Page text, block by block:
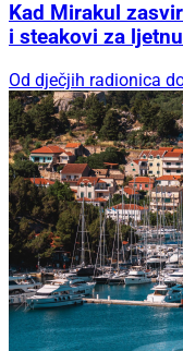
Kad Mirakul
i steakovi za
Od dječjih radionica